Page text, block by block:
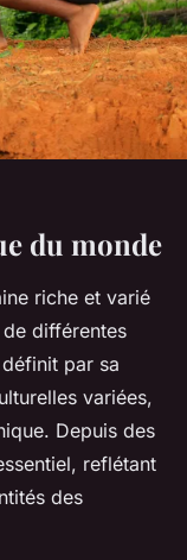
du monde
riche et varié
différentes
par sa
variées,
Depuis des
reflétant
des